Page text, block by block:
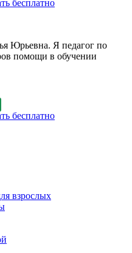
бесплатно
Юрьевна. Я педагог по
помощи в обучении
бесплатно
взрослых